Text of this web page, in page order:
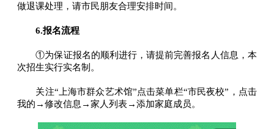
做退课处理，请市民朋友合理安排时间。
6.报名流程
①为保证报名的顺利进行，请提前完善报名人信息，本
次招生实行实名制。
关注“上海市群众艺术馆”点击菜单栏“市民夜校”，点击
我的→修改信息→家人列表→添加家庭成员。